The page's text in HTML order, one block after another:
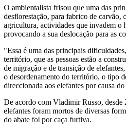
O ambientalista frisou que uma das
desflorestação, para fabrico de carvão,
agricultura, actividades que invadem o
provocando a sua deslocação para as
"Essa é uma das principais
território, que as pessoas estão a
de migração e de transição de
o desordenamento do território, o tipo
direccionada aos elefantes por causa
De acordo com Vladimir Russo, desde
elefantes foram mortos de diversas
do abate foi por caça furtiva.